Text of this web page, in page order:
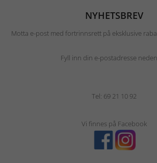
NYHETSBREV
Motta e-post med fortrinnsrett på eksklusive
Fyll inn din e-postadresse
Tel: 69 21 10 92
Vi finnes på Facebook